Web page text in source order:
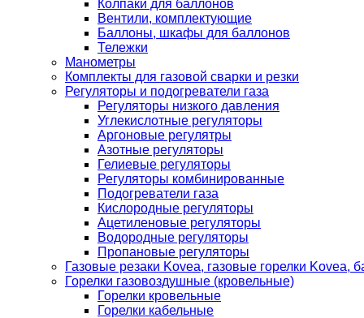
Колпаки для баллонов
Вентили, комплектующие
Баллоны, шкафы для баллонов
Тележки
Манометры
Комплекты для газовой сварки и резки
Регуляторы и подогреватели газа
Регуляторы низкого давления
Углекислотные регуляторы
Аргоновые регулятры
Азотные регуляторы
Гелиевые регуляторы
Регуляторы комбинированные
Подогреватели газа
Кислородные регуляторы
Ацетиленовые регуляторы
Водородные регуляторы
Пропановые регуляторы
Газовые резаки Kovea, газовые горелки Kovea,
Горелки газовоздушные (кровельные)
Горелки кровельные
Горелки кабельные